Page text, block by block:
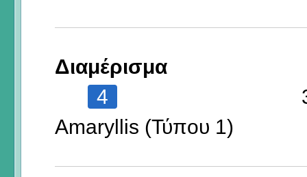
Διαμέρισμα
4
Amaryllis (Τύπου 1)